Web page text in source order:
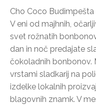
Cho Coco Budimpešta
V eni od majhnih,
svet rožnatih
dan in noč predajate
čokoladnih bonbonov.
vrstami sladkarij na
izdelke lokalnih
blagovnih znamk. V